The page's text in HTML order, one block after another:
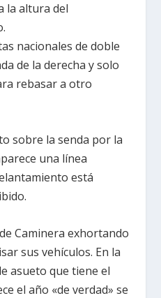
la altura del
nacionales de doble
de la derecha y solo
rebasar a otro
sobre la senda por la
una línea
está
Caminera exhortando
sus vehículos. En la
asueto que tiene el
el año «de verdad» se